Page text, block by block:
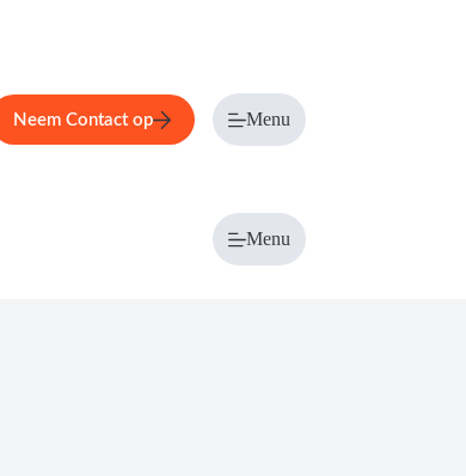
Neem Contact op Menu
Menu